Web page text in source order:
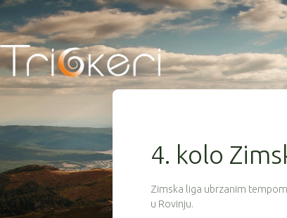
4. kolo
Zimska liga ubrzanim
u Rovinju.